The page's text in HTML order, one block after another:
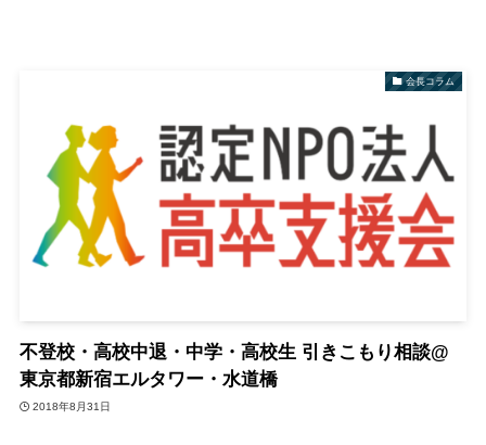
会長コラム
不登校・高校中退・中学・高校生 引きこもり相談@
東京都新宿エルタワー・水道橋
2018年8月31日